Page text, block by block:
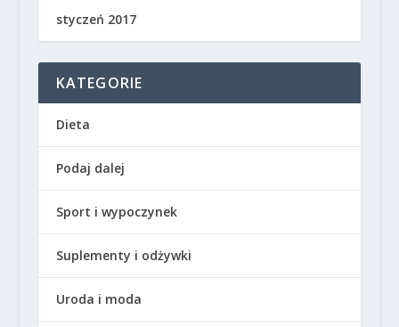
styczeń 2017
KATEGORIE
Dieta
Podaj dalej
Sport i wypoczynek
Suplementy i odżywki
Uroda i moda